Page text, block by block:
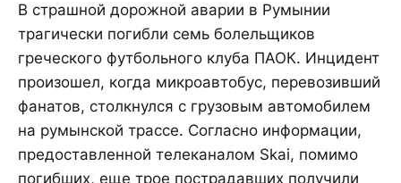
В страшной дорожной аварии в Румынии
трагически погибли семь болельщиков
греческого футбольного клуба ПАОК. Инцидент
произошел, когда микроавтобус, перевозивший
фанатов, столкнулся с грузовым автомобилем
на румынской трассе. Согласно информации,
предоставленной телеканалом Skai, помимо
погибших, еще трое пострадавших получили